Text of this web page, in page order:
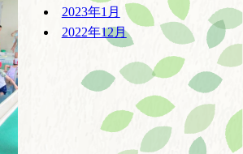
2023年1月
2022年12月